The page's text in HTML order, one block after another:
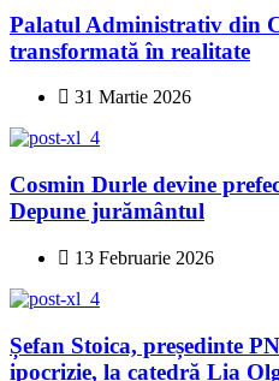
Palatul Administrativ din
transformată în realitate
31 Martie 2026
Cosmin Durle devine
Depune jurământul
13 Februarie 2026
Șefan Stoica, președinte
ipocrizie, la catedră Lia